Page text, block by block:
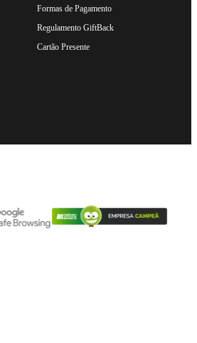
Formas de Pagamento
Regulamento GiftBack
Cartão Presente